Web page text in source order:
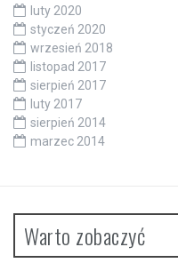
luty 2020
styczeń 2020
wrzesień 2018
listopad 2017
sierpień 2017
luty 2017
sierpień 2014
marzec 2014
Warto zobaczyć